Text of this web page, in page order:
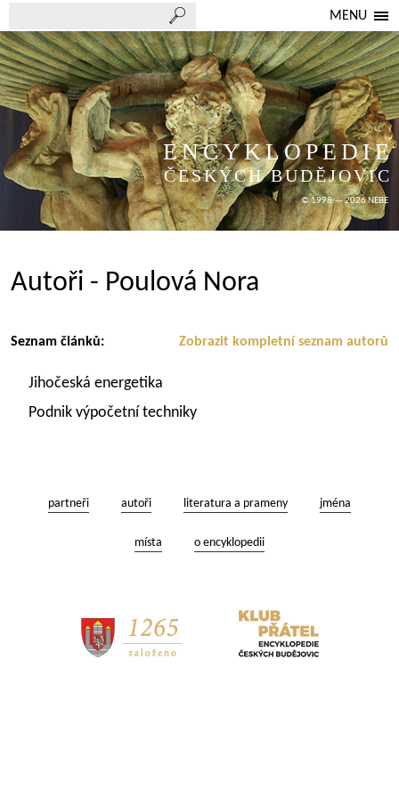
MENU
ENCYKLOPEDIE
ČESKÝCH BUDĚJOVIC
© 1998 — 2026 NEBE
Autoři - Poulová Nora
Zobrazit kompletní seznam autorů
Seznam článků:
Jihočeská energetika
Podnik výpočetní techniky
partneři autoři literatura a prameny jména
místa o encyklopedii